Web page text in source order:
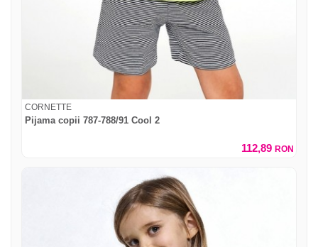
CORNETTE
Pijama copii 787-788/91 Cool 2
112,89 RON